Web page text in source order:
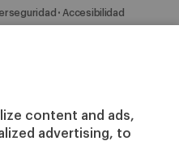
content and ads,
advertising, to
Accesibilidad